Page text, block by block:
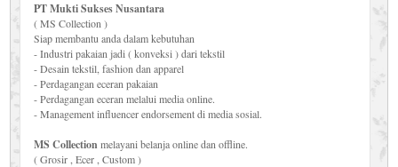
PT Mukti Sukses Nusantara
( MS Collection )
Siap membantu anda dalam kebutuhan
- Industri pakaian jadi ( konveksi ) dari tekstil
- Desain tekstil, fashion dan apparel
- Perdagangan eceran pakaian
- Perdagangan eceran melalui media online.
- Management influencer endorsement di media sosial.
MS Collectionmelayani belanja online dan offline.
( Grosir , Ecer , Custom )